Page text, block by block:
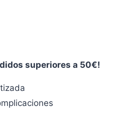
superiores a 50€!